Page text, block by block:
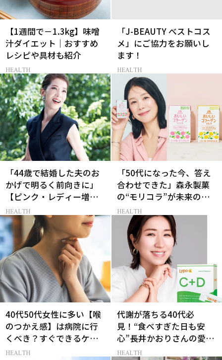
【1週間で－1.3kg】味噌
汁ダイエット｜おすすめ
レシピや具材も紹介
HEALTH
「J-BEAUTY べストコス
メ」にご協力をお願いし
ます！
HEALTH
「44歳で結婚した夫のお
かげで明るく前向きに」
【ピンク・レディー増田
惠子さん】今も続けるル
ーティン
HEALTH
「50代になった今、答え
合わせできた」森永製菓
の“モリコラ”が未来のキ
レイを連れてくる！
HEALTH
40代50代女性に多い【喉
のつかえ感】は病院に行
くべき？すぐできるケア5
選も！
HEALTH
代謝が落ちる40代必
見！“食べすぎた日も安
心”長井かおりさんの愛用
品
HEALTH